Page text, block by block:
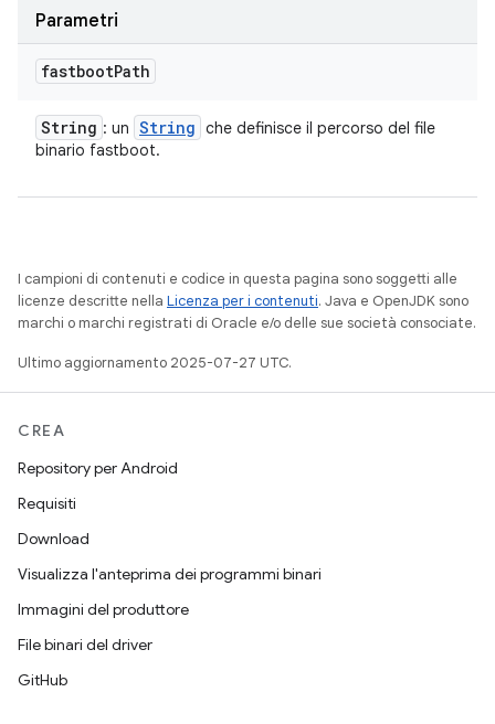
Parametri
fastbootPath
String : un String che definisce il percorso del file
binario fastboot.
I campioni di contenuti e codice in questa pagina sono soggetti alle
licenze descritte nella Licenza per i contenuti. Java e OpenJDK sono
marchi o marchi registrati di Oracle e/o delle sue società consociate.
Ultimo aggiornamento 2025-07-27 UTC.
CREA
Repository per Android
Requisiti
Download
Visualizza l'anteprima dei programmi binari
Immagini del produttore
File binari del driver
GitHub